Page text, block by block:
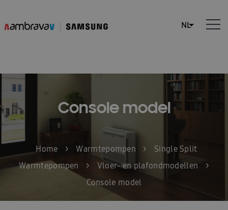
Console model
Home > Warmtepompen >
Single Split
Warmtepompen
> Vloer- en plafondmodellen
>
Console model